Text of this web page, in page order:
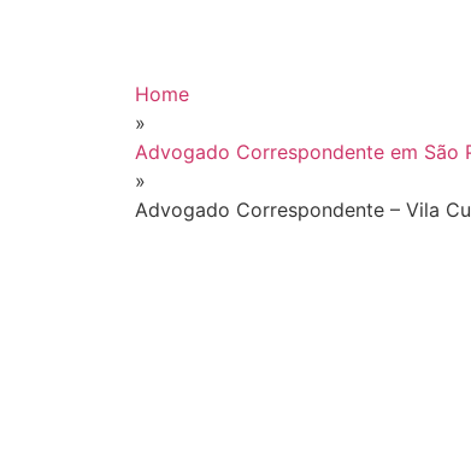
Home
»
Advogado Correspondente em São
»
Advogado Correspondente – Vila